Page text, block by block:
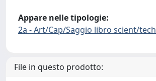
Appare nelle tipologie:
2a - Art/Cap/Saggio libro scient/tech
File in questo prodotto: